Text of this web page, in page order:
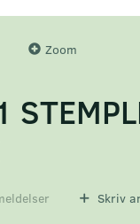
Zoom
Skriv